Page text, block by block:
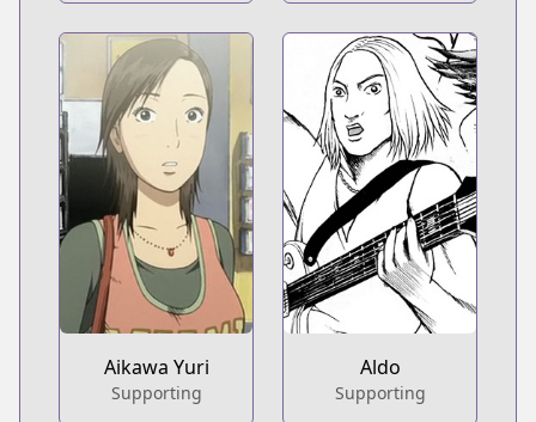
Aikawa Yuri
Supporting
Aldo
Supporting